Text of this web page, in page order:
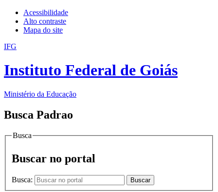
Acessibilidade
Alto contraste
Mapa do site
IFG
Instituto Federal de Goiás
Ministério da Educação
Busca Padrao
Busca
Buscar no portal
Busca: Buscar